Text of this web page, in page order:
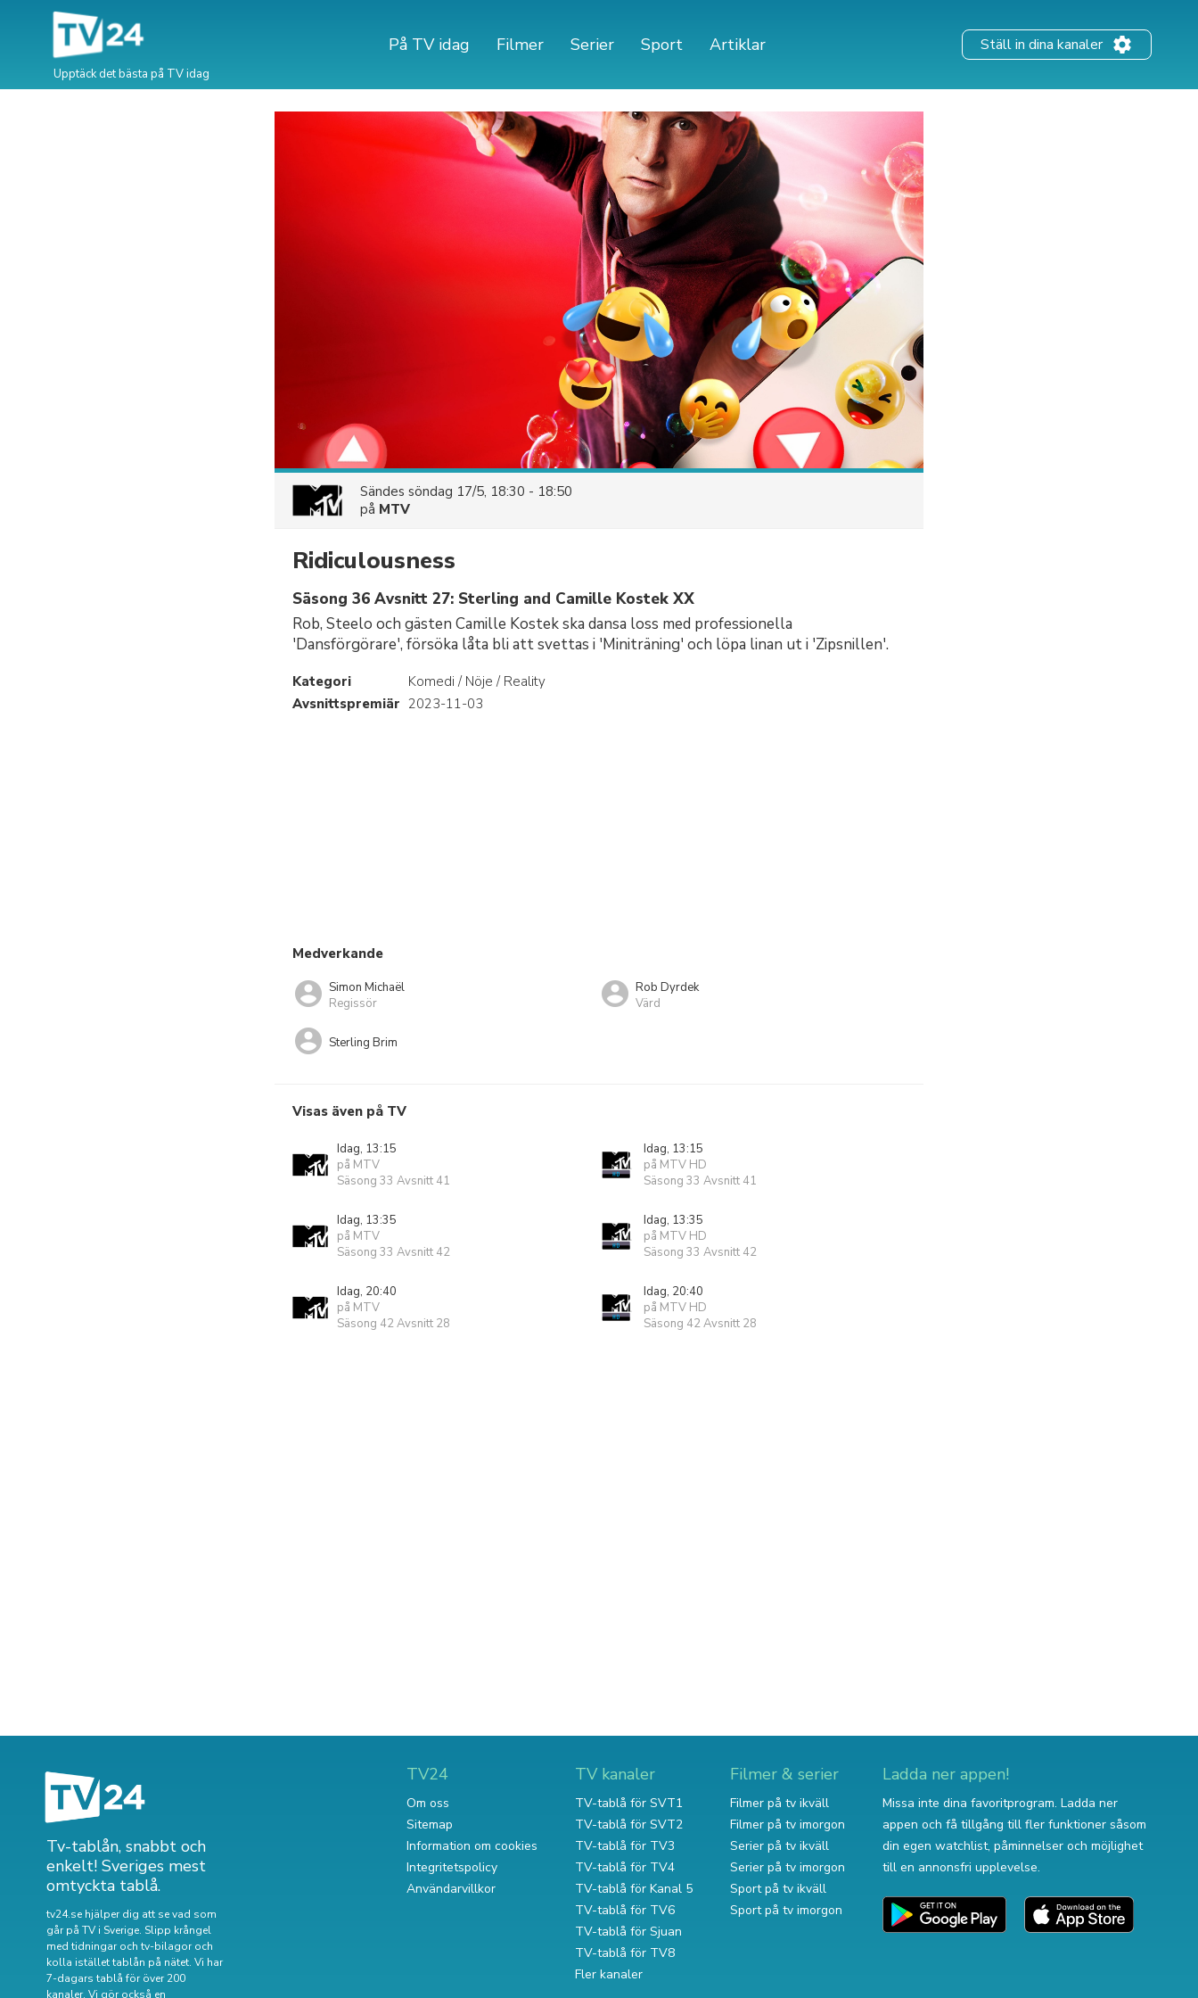
Upptäck det bästa på TV idag
På TV idag Filmer Serier Sport Artiklar Ställ in dina kanaler
Sändes söndag 17/5, 18:30 - 18:50
på MTV
Ridiculousness
Säsong 36 Avsnitt 27: Sterling and Camille Kostek XX
Rob, Steelo och gästen Camille Kostek ska dansa loss med professionella
'Dansförgörare', försöka låta bli att svettas i 'Miniträning' och löpa linan ut i 'Zipsnillen'.
Kategori
Komedi / Nöje / Reality
Avsnittspremiär 2023-11-03
Medverkande
Simon Michaël
Regissör
Rob Dyrdek
Värd
Sterling Brim
Visas även på TV
Idag, 13:15
på MTV
Säsong 33 Avsnitt 41
Idag, 13:15
på MTV HD
Säsong 33 Avsnitt 41
Idag, 13:35
på MTV
Säsong 33 Avsnitt 42
Idag, 13:35
på MTV HD
Säsong 33 Avsnitt 42
Idag, 20:40
på MTV
Säsong 42 Avsnitt 28
Idag, 20:40
på MTV HD
Säsong 42 Avsnitt 28
Tv-tablån, snabbt och
enkelt! Sveriges mest
omtyckta tablå.
tv24.se hjälper dig att se vad som
går på TV i Sverige. Slipp krångel
med tidningar och tv-bilagor och
kolla istället tablån på nätet. Vi har
7-dagars tablå för över 200
kanaler. Vi gör också en
TV24
Om oss
Sitemap
Information om cookies
Integritetspolicy
Användarvillkor
TV kanaler
TV-tablå för SVT1
TV-tablå för SVT2
TV-tablå för TV3
TV-tablå för TV4
TV-tablå för Kanal 5
TV-tablå för TV6
TV-tablå för Sjuan
TV-tablå för TV8
Fler kanaler
Filmer & serier
Filmer på tv ikväll
Filmer på tv imorgon
Serier på tv ikväll
Serier på tv imorgon
Sport på tv ikväll
Sport på tv imorgon
Ladda ner appen!
Missa inte dina favoritprogram. Ladda ner
appen och få tillgång till fler funktioner såsom
din egen watchlist, påminnelser och möjlighet
till en annonsfri upplevelse.